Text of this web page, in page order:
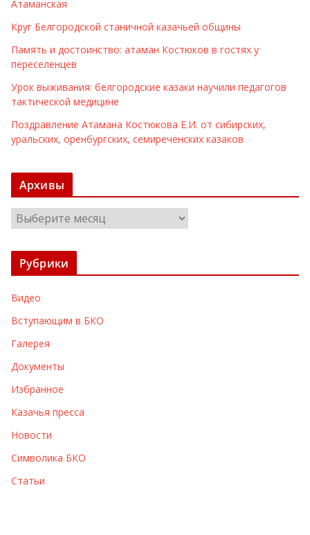
Атаманская
Круг Белгородской станичной казачьей общины
Память и достоинство: атаман Костюков в гостях у
переселенцев
Урок выживания: белгородские казаки научили педагогов
тактической медицине
Поздравление Атамана Костюкова Е.И. от сибирских,
уральских, оренбургских, семиреченских казаков
Архивы
р
х
ы
Рубрики
Видео
Вступающим в БКО
Галерея
Документы
Избранное
Казачья пресса
Новости
Символика БКО
Статьи